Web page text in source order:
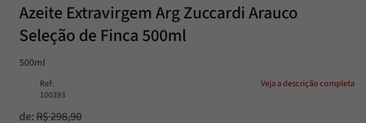
Azeite Extravirgem Arg Zuccardi Arauco
Seleção de Finca 500ml
500ml
Ref:
100393
Veja a descrição completa
de:R$298,90